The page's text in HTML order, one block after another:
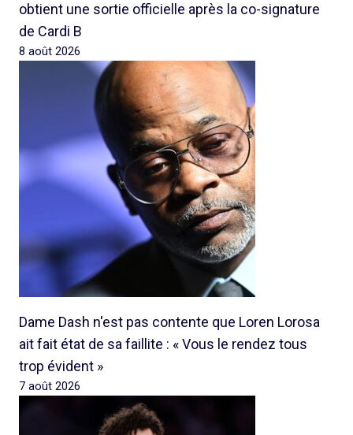
obtient une sortie officielle après la co-signature
de Cardi B
8 août 2026
Dame Dash n'est pas contente que Loren Lorosa
ait fait état de sa faillite : « Vous le rendez tous
trop évident »
7 août 2026